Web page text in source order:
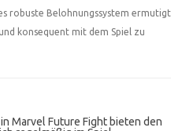
robuste Belohnungssystem ermutigt
konsequent mit dem Spiel zu
Marvel Future Fight bieten den